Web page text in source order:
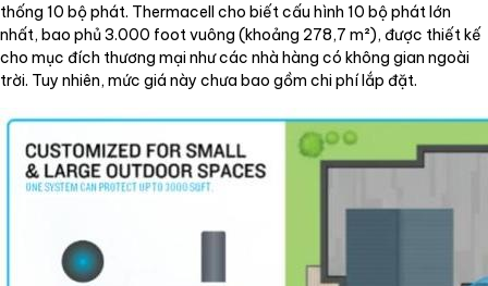
thống 10 bộ phát. Thermacell cho biết cấu hình 10 bộ phát lớn
nhất, bao phủ 3.000 foot vuông (khoảng 278,7 m²), được thiết kế
cho mục đích thương mại như các nhà hàng có không gian ngoài
trời. Tuy nhiên, mức giá này chưa bao gồm chi phí lắp đặt.